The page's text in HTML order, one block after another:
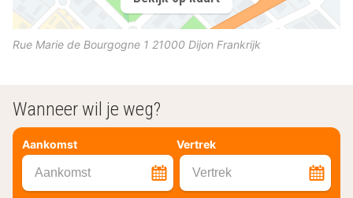
Rue Marie de Bourgogne 1 21000 Dijon Frankrijk
Wanneer wil je weg?
Aankomst Vertrek
Aankomst Vertrek